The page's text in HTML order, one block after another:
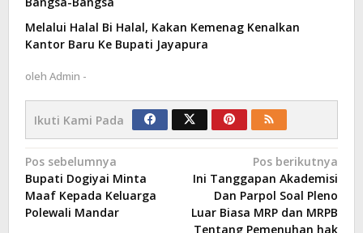
Melalui Halal Bi Halal, Kakan Kemenag Kenalkan
Kantor Baru Ke Bupati Jayapura
oleh Admin -
Ikuti Kami Pada
Navigasi
pos
Pos sebelumnya
Bupati Dogiyai Minta
Maaf Kepada Keluarga
Polewali Mandar
Pos berikutnya
Ini Tanggapan Akademisi
Dan Parpol Soal Pleno
Luar Biasa MRP dan MRPB
Tentang Pemenuhan hak